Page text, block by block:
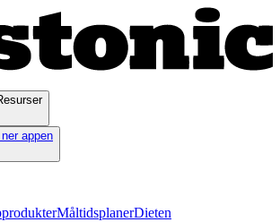
ner appen
MåltidsplanerDieten